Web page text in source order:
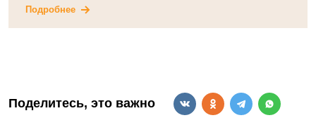
Подробнее
Поделитесь, это важно